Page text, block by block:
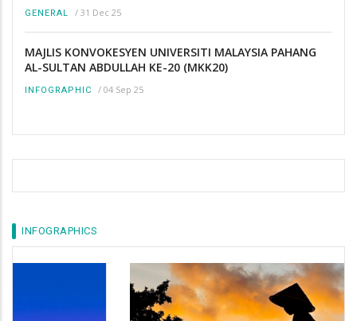
GENERAL / 31 Dec 25
MAJLIS KONVOKESYEN UNIVERSITI MALAYSIA PAHANG
AL-SULTAN ABDULLAH KE-20 (MKK20)
INFOGRAPHIC / 04 Sep 25
INFOGRAPHICS